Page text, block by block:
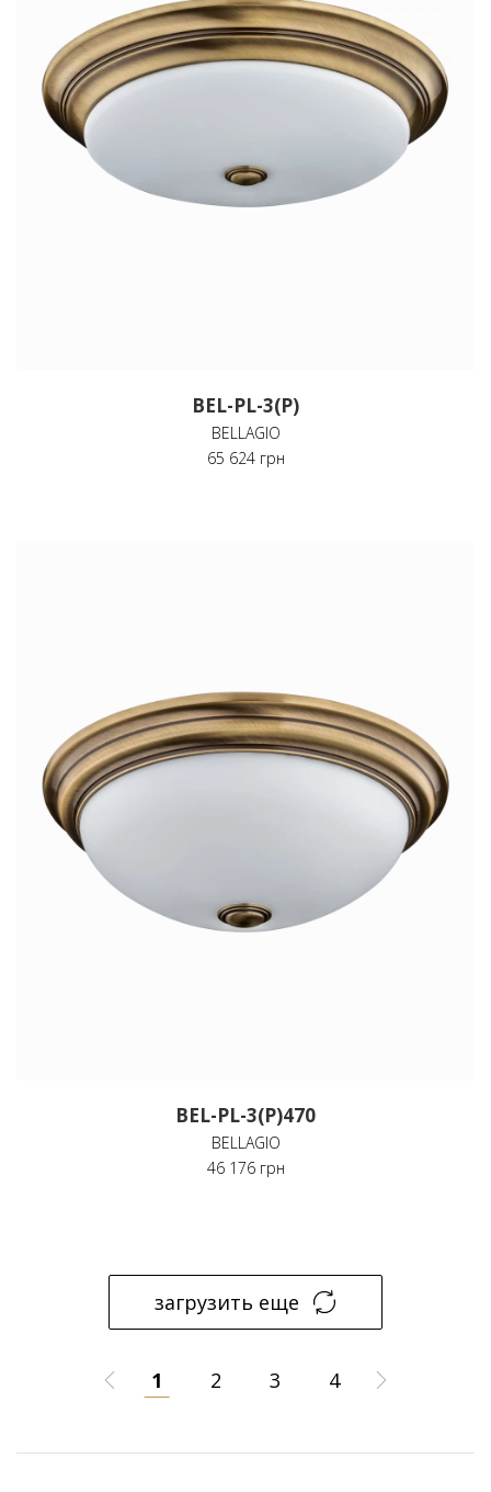
BEL-PL-3(P)
BELLAGIO
65 624 грн
BEL-PL-3(P)470
BELLAGIO
46 176 грн
загрузить еще
1 2 3 4